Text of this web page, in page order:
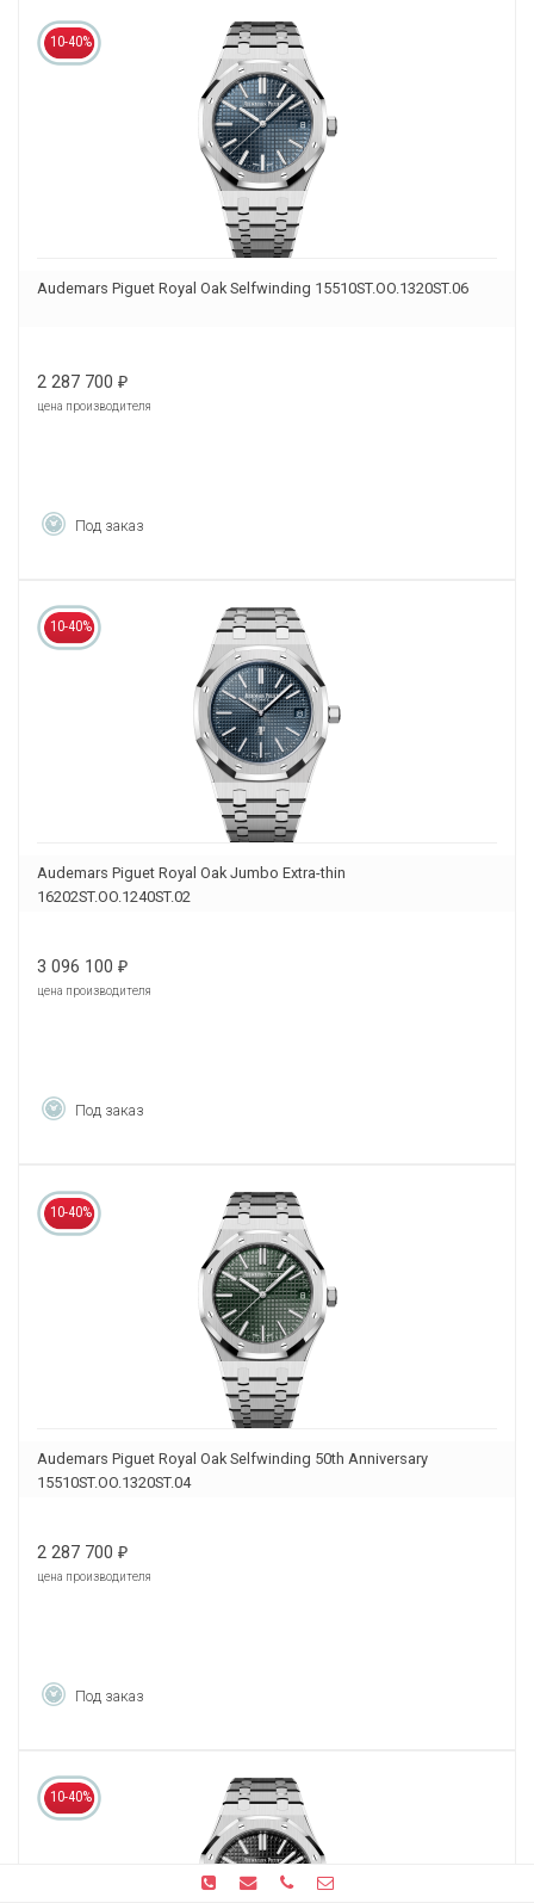
10-40%
Audemars Piguet Royal Oak Selfwinding 15510ST.OO.1320ST.06
2 287 700 ₽
цена производителя
Под заказ
10-40%
Audemars Piguet Royal Oak Jumbo Extra-thin
16202ST.OO.1240ST.02
3 096 100 ₽
цена производителя
Под заказ
10-40%
Audemars Piguet Royal Oak Selfwinding 50th Anniversary
15510ST.OO.1320ST.04
2 287 700 ₽
цена производителя
Под заказ
10-40%